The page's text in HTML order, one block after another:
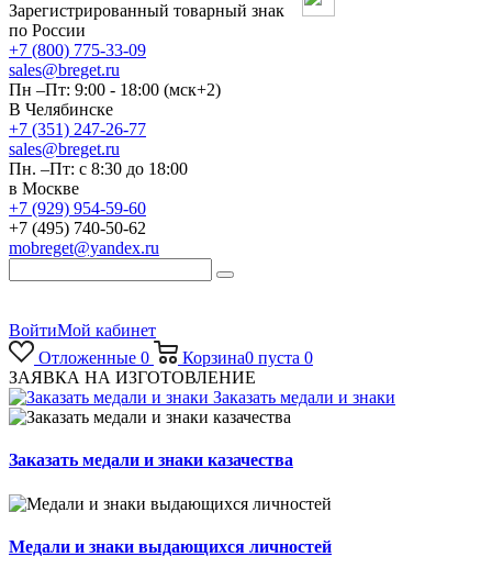
Зарегистрированный товарный знак
по России
+7 (800) 775-33-09
sales@breget.ru
Пн –Пт: 9:00 - 18:00 (мск+2)
В Челябинске
+7 (351) 247-26-77
sales@breget.ru
Пн. –Пт: с 8:30 до 18:00
в Москве
+7 (929) 954-59-60
+7 (495) 740-50-62
mobreget@yandex.ru
ВойтиМой кабинет
Отложенные 0 Корзина0 пуста 0
ЗАЯВКА НА ИЗГОТОВЛЕНИЕ
Заказать медали и знаки
Заказать медали и знаки казачества
Медали и знаки выдающихся личностей